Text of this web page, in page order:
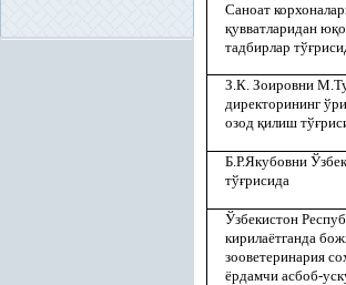
Саноат
қувватларидан юқ
тадбирлар тўғ
З.К. Зоировни
директорининг
озод қилиш тўғ
Б.Р.Якубовни
тўғрисида
Ўзбекистон
кирилаётганда
зооветеринария со
ёрдамчи асбоб-